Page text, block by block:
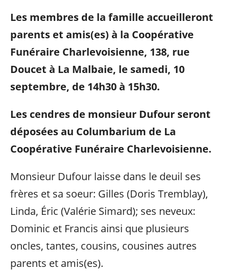
Les membres de la famille accueilleront
parents et amis(es) à la Coopérative
Funéraire Charlevoisienne, 138, rue
Doucet à La Malbaie, le samedi, 10
septembre, de 14h30 à 15h30.
Les cendres de monsieur Dufour seront
déposées au Columbarium de La
Coopérative Funéraire Charlevoisienne.
Monsieur Dufour laisse dans le deuil ses
frères et sa soeur: Gilles (Doris Tremblay),
Linda, Éric (Valérie Simard); ses neveux:
Dominic et Francis ainsi que plusieurs
oncles, tantes, cousins, cousines autres
parents et amis(es).